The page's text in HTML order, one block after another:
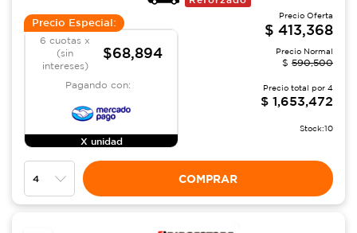
Precio Especial:
6 cuotas x
(sin
intereses)
$68,894
Pagando con:
X unidad
Precio Oferta
$ 413,368
Precio Normal
$ 590,500
Precio total por 4
$ 1,653,472
Stock:10
COMPRAR